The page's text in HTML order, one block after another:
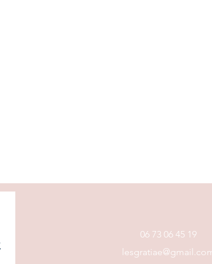
06 73 06 45 19